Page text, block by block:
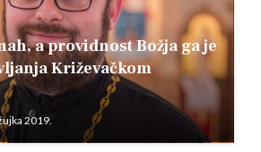
a providnost Božja ga je
Križevačkom
2019.